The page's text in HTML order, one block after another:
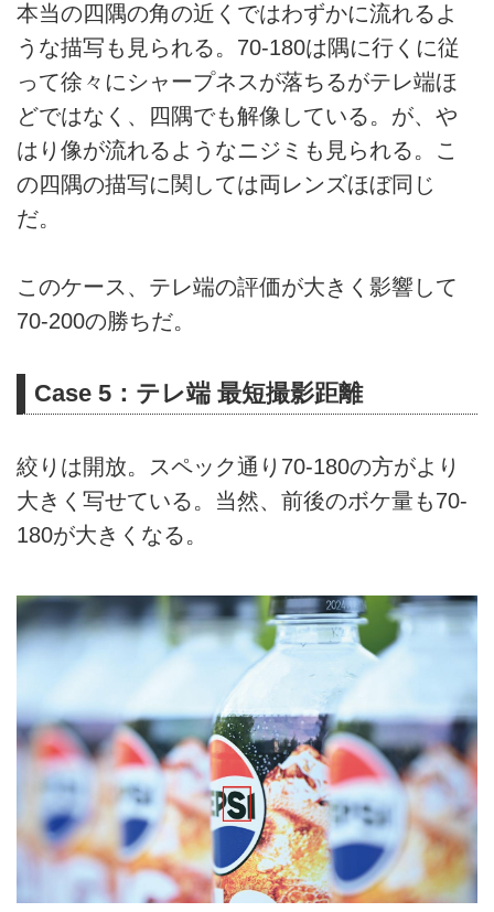
本当の四隅の角の近くではわずかに流れるよ
うな描写も見られる。70-180は隅に行くに従
って徐々にシャープネスが落ちるがテレ端ほ
どではなく、四隅でも解像している。が、や
はり像が流れるようなニジミも見られる。こ
の四隅の描写に関しては両レンズほぼ同じ
だ。
このケース、テレ端の評価が大きく影響して
70-200の勝ちだ。
Case 5：テレ端 最短撮影距離
絞りは開放。スペック通り70-180の方がより
大きく写せている。当然、前後のボケ量も70-
180が大きくなる。